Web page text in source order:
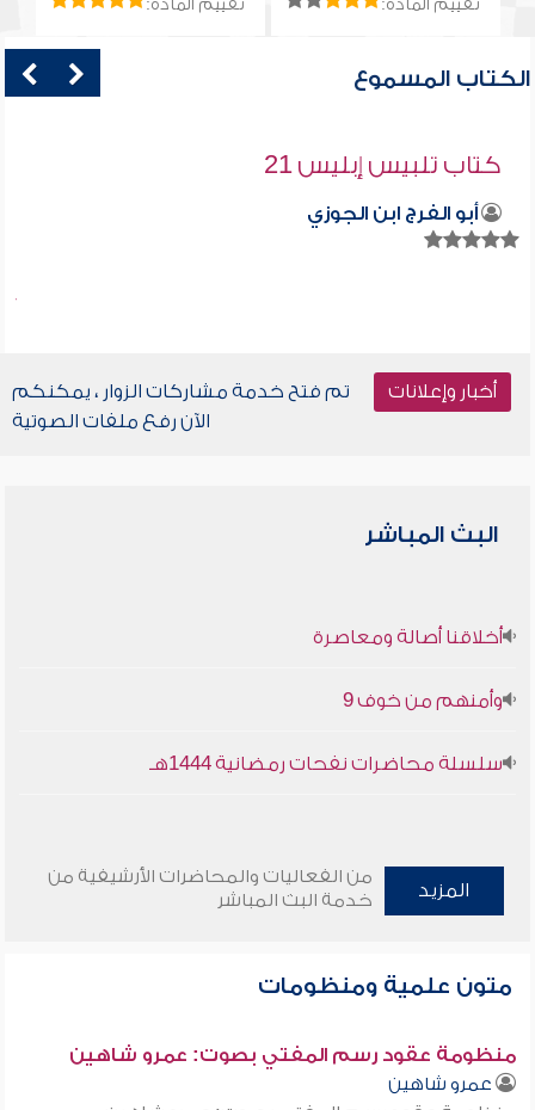
تقييم المادة: تقييم المادة:
الكتاب المسموع
كتاب تلبيس إبليس 21
أبو الفرج ابن الجوزي
أخبار وإعلانات
تم فتح خدمة مشاركات الزوار ، يمكنكم
الآن رفع ملفات الصوتية
البث المباشر
أخلاقنا أصالة ومعاصرة
وأمنهم من خوف 9
سلسلة محاضرات نفحات رمضانية 1444هـ
المزيد
من الفعاليات والمحاضرات الأرشيفية من
خدمة البث المباشر
متون علمية ومنظومات
منظومة عقود رسم المفتي بصوت: عمرو شاهين
عمرو شاهين